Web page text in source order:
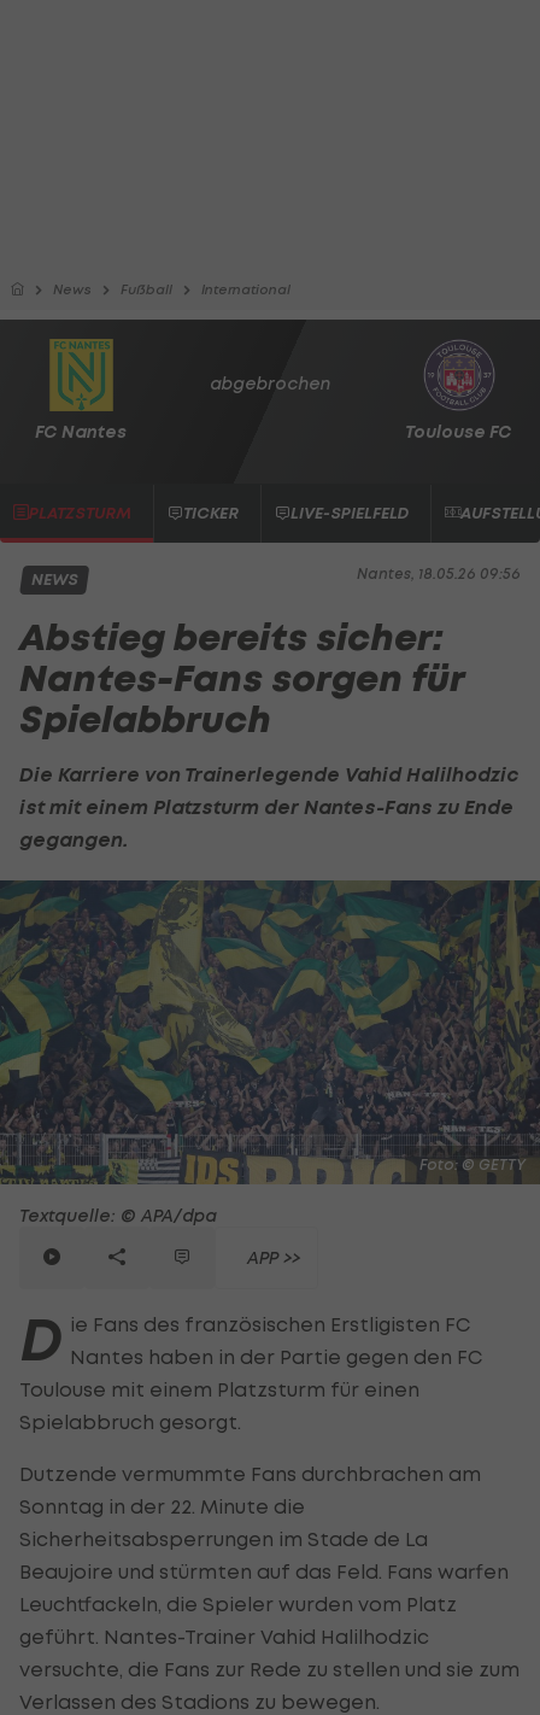
News Fußball International
FC Nantes Toulouse FC
abgebrochen
PLATZSTURM TICKER LIVE-SPIELFELD
Nantes, 18.05.26 09:56
NEWS
Abstieg bereits sicher:
Nantes-Fans sorgen für
Spielabbruch
Die Karriere von Trainerlegende Vahid Halilhodzic
ist mit einem Platzsturm der Nantes-Fans zu Ende
gegangen.
Foto: © GETTY
Textquelle: © APA/dpa
APP >>
D ie Fans des französischen Erstligisten FC
Nantes haben in der Partie gegen den FC
Toulouse mit einem Platzsturm für einen
Spielabbruch gesorgt.
Dutzende vermummte Fans durchbrachen am
Sonntag in der 22. Minute die
Sicherheitsabsperrungen im Stade de La
Beaujoire und stürmten auf das Feld. Fans warfen
Leuchtfackeln, die Spieler wurden vom Platz
geführt. Nantes-Trainer Vahid Halilhodzic
versuchte, die Fans zur Rede zu stellen und sie zum
Verlassen des Stadions zu bewegen.